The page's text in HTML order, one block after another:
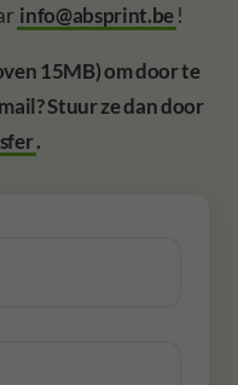
info@absprint.be!
15MB) om door te
Stuur ze dan door
.